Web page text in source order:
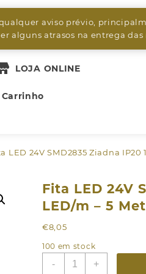
aviso prévio,
alguns atrasos na entrega das
LOJA ONLINE
Carrinho
LED 24V SMD2835 Ziadna IP20
Fita LED 24V
LED/m – 5
€8,05
100 em stock
-
Quantidade
+